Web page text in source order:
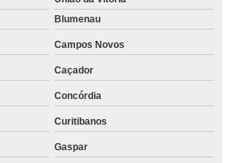
Blumenau
Campos Novos
Caçador
Concórdia
Curitibanos
Gaspar